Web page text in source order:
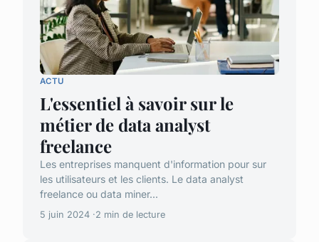
ACTU
L'essentiel à savoir sur le
métier de data analyst
freelance
Les entreprises manquent d'information pour sur
les utilisateurs et les clients. Le data analyst
freelance ou data miner...
5 juin 2024 2 min de lecture